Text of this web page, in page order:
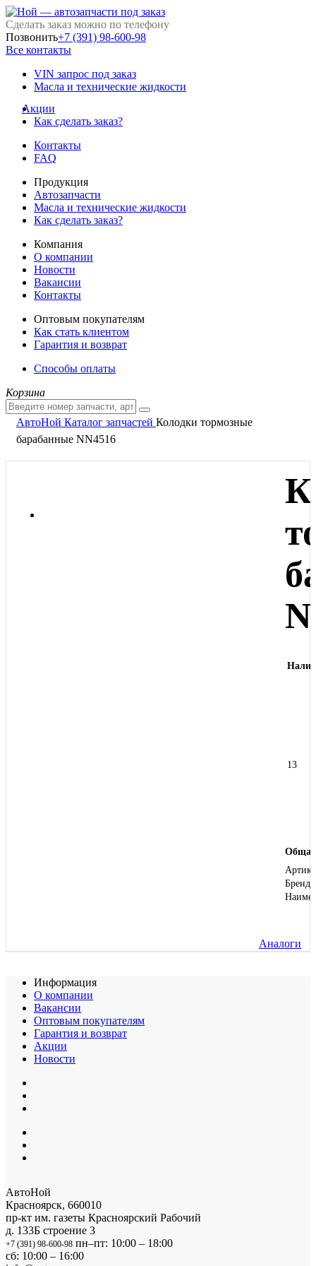
Сделать заказ можно по телефону
Позвонить+7 (391) 98-600-98
Все контакты
VIN запрос под заказ
Масла и технические жидкости
Акции
Как сделать заказ?
Контакты
FAQ
Продукция
Автозапчасти
Масла и технические жидкости
Как сделать заказ?
Компания
О компании
Новости
Вакансии
Контакты
Оптовым покупателям
Как стать клиентом
Гарантия и возврат
Способы оплаты
Корзина
АвтоНой Каталог запчастей Колодки тормозные
барабанные NN4516
13
Бренд
Аналоги
Информация
О компании
Вакансии
Оптовым покупателям
Гарантия и возврат
Акции
Новости
АвтоНой
Красноярск, 660010
пр-кт им. газеты Красноярский Рабочий
д. 133Б строение 3
+7 (391) 98-600-98 пн–пт: 10:00 – 18:00
сб: 10:00 – 16:00